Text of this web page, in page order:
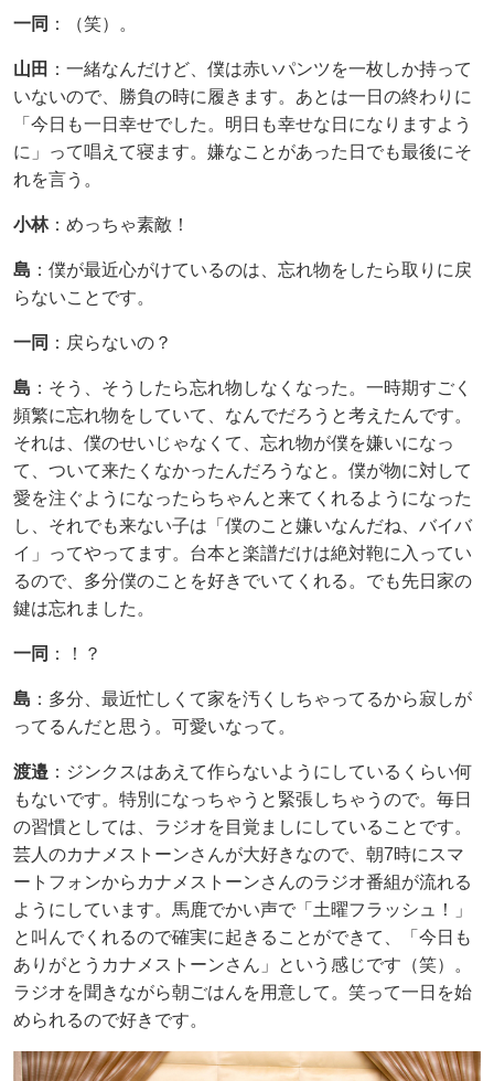
一同 ：（笑）。
山田 ：一緒なんだけど、僕は赤いパンツを一枚しか持って
いないので、勝負の時に履きます。あとは一日の終わりに
「今日も一日幸せでした。明日も幸せな日になりますよう
に」って唱えて寝ます。嫌なことがあった日でも最後にそ
れを言う。
小林：めっちゃ素敵！
島 ：僕が最近心がけているのは、忘れ物をしたら取りに戻
らないことです。
一同 ：戻らないの？
島 ：そう、そうしたら忘れ物しなくなった。一時期すごく
頻繁に忘れ物をしていて、なんでだろうと考えたんです。
それは、僕のせいじゃなくて、忘れ物が僕を嫌いになっ
て、ついて来たくなかったんだろうなと。僕が物に対して
愛を注ぐようになったらちゃんと来てくれるようになった
し、それでも来ない子は「僕のこと嫌いなんだね、バイバ
イ」ってやってます。台本と楽譜だけは絶対鞄に入ってい
るので、多分僕のことを好きでいてくれる。でも先日家の
鍵は忘れました。
一同 ：！？
島 ：多分、最近忙しくて家を汚くしちゃってるから寂しが
ってるんだと思う。可愛いなって。
渡邉​ ：ジンクスはあえて作らないようにしているくらい何
もないです。特別になっちゃうと緊張しちゃうので。毎日
の習慣としては、ラジオを目覚ましにしていることです。
芸人のカナメストーンさんが大好きなので、朝7時にスマ
ートフォンからカナメストーンさんのラジオ番組が流れる
ようにしています。馬鹿でかい声で「土曜フラッシュ！」
と叫んでくれるので確実に起きることができて、「今日も
ありがとうカナメストーンさん」という感じです（笑）。
ラジオを聞きながら朝ごはんを用意して。笑って一日を始
められるので好きです。